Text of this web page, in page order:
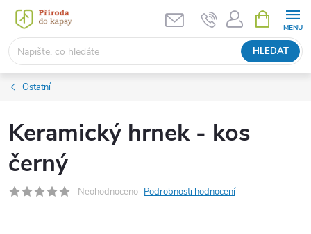
Přejít
obsah
HLEDAT
NÁKUPNÍ
KOŠÍK
Ostatní
Keramický hrnek - kos
černý
Neohodnoceno Podrobnosti hodnocení